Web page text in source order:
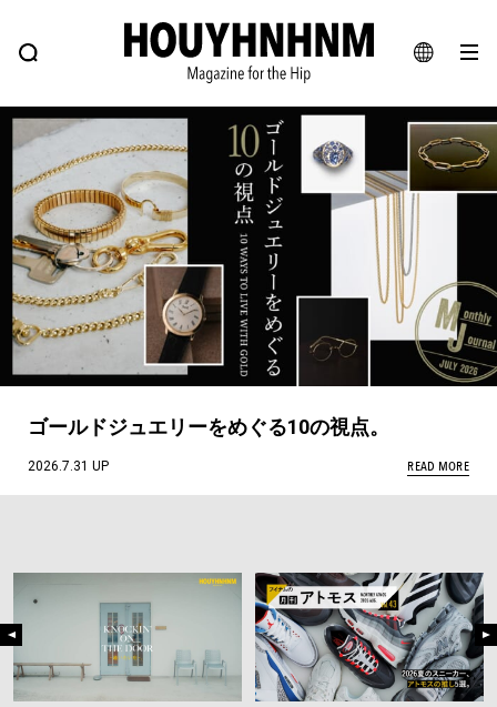
EN
FEATURE BLOG SNAP
ヒップなファッション、カルチャー、ライフスタイルWEBマガジン
#注目のタグ
#SHOPPING ADDICT #憧れの逸品
#ESSENTIAL DESIGNS #古着サミット
#NEW VINTAGE #マイナーグッド図鑑
#路地裏てぃーん。 #MONTHLY JOURNAL
#GH 銘品の所以 #フイナムのYouTube
#Commune H #FOCUS IT #AH.H
#ととけん #MOVIE
#LIFESTYLE #SNEAKER #OUTDOOR
ゴールドジュエリーをめぐる10の視点。
2026.7.31 UP READ MORE